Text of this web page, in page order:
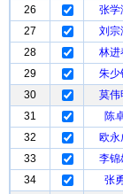
26
张学
27
刘宗
28
林进
29
朱少
30
莫伟
31
陈
32
欧永
33
李锦
34
张